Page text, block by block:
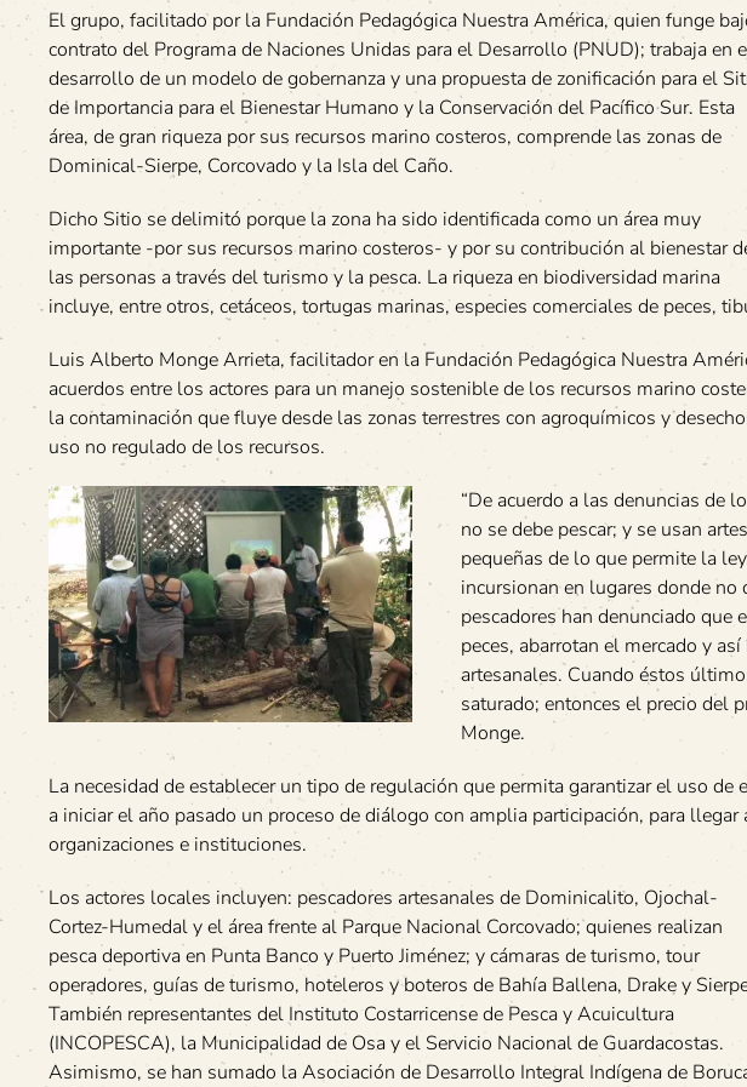
El grupo, facilitado por la Fundación Pedagógica Nuestra América, quien funge
contrato del Programa de Naciones Unidas para el Desarrollo (PNUD); trabaja en
desarrollo de un modelo de gobernanza y una propuesta de zonificación para el
de Importancia para el Bienestar Humano y la Conservación del Pacífico Sur. Esta
área, de gran riqueza por sus recursos marino costeros, comprende las zonas de
Dominical-Sierpe, Corcovado y la Isla del Caño.
Dicho Sitio se delimitó porque la zona ha sido identificada como un área muy
importante -por sus recursos marino costeros- y por su contribución al bienestar
las personas a través del turismo y la pesca. La riqueza en biodiversidad marina
incluye, entre otros, cetáceos, tortugas marinas, especies comerciales de peces,
Luis Alberto Monge Arrieta, facilitador en la Fundación Pedagógica Nuestra
acuerdos entre los actores para un manejo sostenible de los recursos marino
la contaminación que fluye desde las zonas terrestres con agroquímicos y
uso no regulado de los recursos.
“De acuerdo a las denuncias de
no se debe pescar; y se usan
pequeñas de lo que permite la
incursionan en lugares donde no
pescadores han denunciado que
peces, abarrotan el mercado y
artesanales. Cuando éstos
saturado; entonces el precio del
Monge.
La necesidad de establecer un tipo de regulación que permita garantizar el uso
a iniciar el año pasado un proceso de diálogo con amplia participación, para
organizaciones e instituciones.
Los actores locales incluyen: pescadores artesanales de Dominicalito, Ojochal-
Cortez-Humedal y el área frente al Parque Nacional Corcovado; quienes realizan
pesca deportiva en Punta Banco y Puerto Jiménez; y cámaras de turismo, tour
operadores, guías de turismo, hoteleros y boteros de Bahía Ballena, Drake y
También representantes del Instituto Costarricense de Pesca y Acuicultura
(INCOPESCA), la Municipalidad de Osa y el Servicio Nacional de Guardacostas.
Asimismo, se han sumado la Asociación de Desarrollo Integral Indígena de